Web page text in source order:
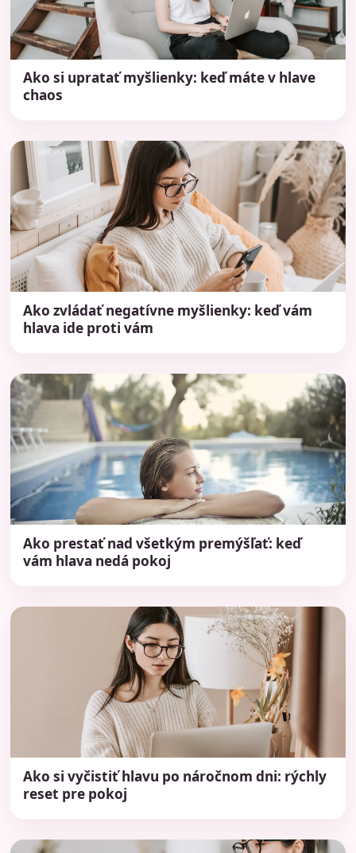
Ako si upratať myšlienky: keď máte v hlave
chaos
Ako zvládať negatívne myšlienky: keď vám
hlava ide proti vám
Ako prestať nad všetkým premýšľať: keď
vám hlava nedá pokoj
Ako si vyčistiť hlavu po náročnom dni: rýchly
reset pre pokoj